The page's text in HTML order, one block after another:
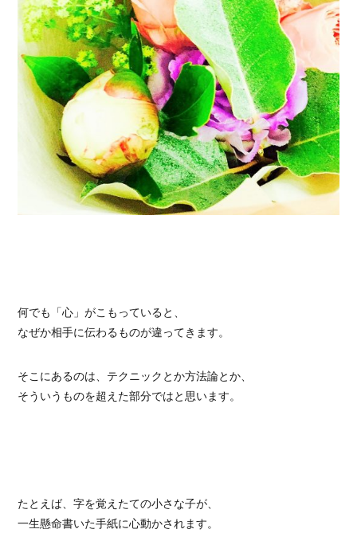
何でも「心」がこもっていると、
なぜか相手に伝わるものが違ってきます。
そこにあるのは、テクニックとか方法論とか、
そういうものを超えた部分ではと思います。
たとえば、字を覚えたての小さな子が、
一生懸命書いた手紙に心動かされます。